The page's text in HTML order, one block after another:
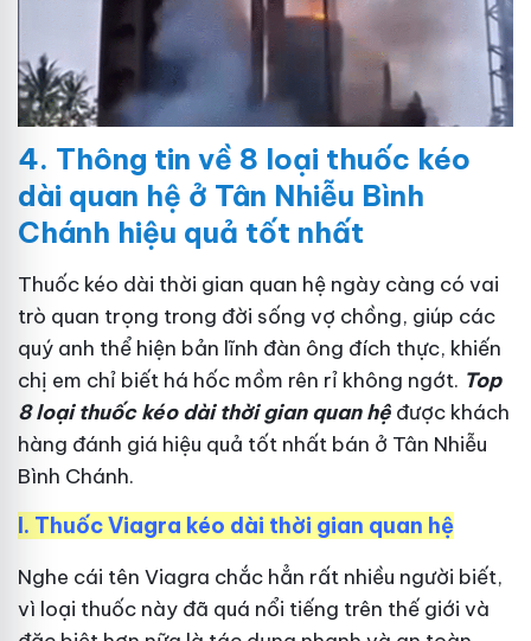
4. Thông tin về 8 loại thuốc kéo
dài quan hệ ở Tân Nhiễu Bình
Chánh hiệu quả tốt nhất
Thuốc kéo dài thời gian quan hệ ngày càng có vai
trò quan trọng trong đời sống vợ chồng, giúp các
quý anh thể hiện bản lĩnh đàn ông đích thực, khiến
chị em chỉ biết há hốc mồm rên rỉ không ngớt. Top
8 loại thuốc kéo dài thời gian quan hệ được khách
hàng đánh giá hiệu quả tốt nhất bán ở Tân Nhiễu
Bình Chánh.
I. Thuốc Viagra kéo dài thời gian quan hệ
Nghe cái tên Viagra chắc hẳn rất nhiều người biết,
vì loại thuốc này đã quá nổi tiếng trên thế giới và